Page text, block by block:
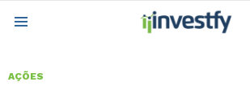
AÇÕES